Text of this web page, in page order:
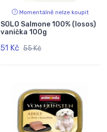
Momentálně nelze koupit
SOLO Salmone 100% (losos)
vanička 100g
51 Kč 55 Kč